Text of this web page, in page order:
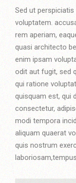
Sed ut
voluptatem.
rem aperiam,
quasi architecto
enim ipsam
odit aut fugit, sed
qui ratione
quisquam est, qui
consectetur,
modi tempora
aliquam quaerat
quis nostrum